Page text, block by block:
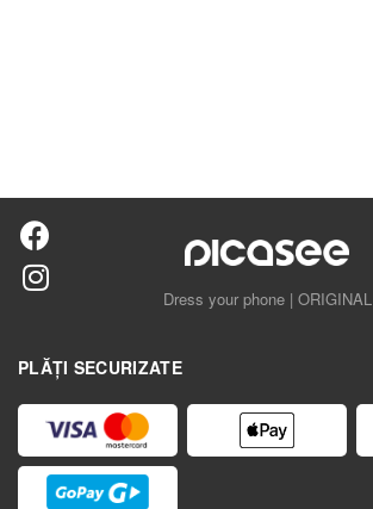
Dress your phone | ORIGINAL
PLĂȚI SECURIZATE